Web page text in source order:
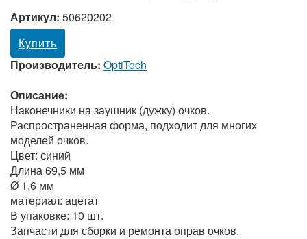
Артикул: 50620202
Купить
Производитель: OptiTech
Описание:
Наконечники на заушник (дужку) очков.
Распространенная форма, подходит для многих
моделей очков.
Цвет: синий
Длина 69,5 мм
Ø 1,6 мм
материал: ацетат
В упаковке: 10 шт.
Запчасти для сборки и ремонта оправ очков.